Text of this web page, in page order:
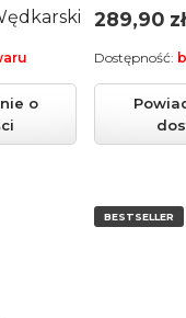
o
Cena
289,90 zł
Dostępność:
BESTSELLER